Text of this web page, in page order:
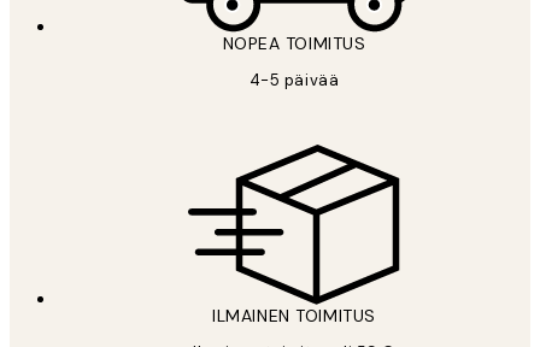
NOPEA TOIMITUS
4-5 päivää
ILMAINEN TOIMITUS